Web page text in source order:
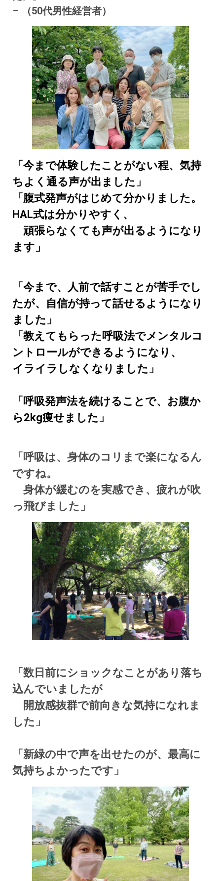
–
（50代男性経営者）
「今まで体験したことがない程、気持
ちよく通る声が出ました」
「腹式発声がはじめて分かりました。
HAL式は分かりやすく、
頑張らなくても声が出るようになり
ます」
「今まで、人前で話すことが苦手でし
たが、自信が持って話せるようになり
ました」
「教えてもらった呼吸法でメンタルコ
ントロールができるようになり、
イライラしなくなりました」
「呼吸発声法を続けることで、お腹か
ら2kg痩せました」
「呼吸は、身体のコリまで楽になるん
ですね。
身体が緩むのを実感でき、疲れが吹
っ飛びました」
「数日前にショックなことがあり落ち
込んでいましたが
開放感抜群で前向きな気持になれま
した」
「新緑の中で声を出せたのが、最高に
気持ちよかったです」